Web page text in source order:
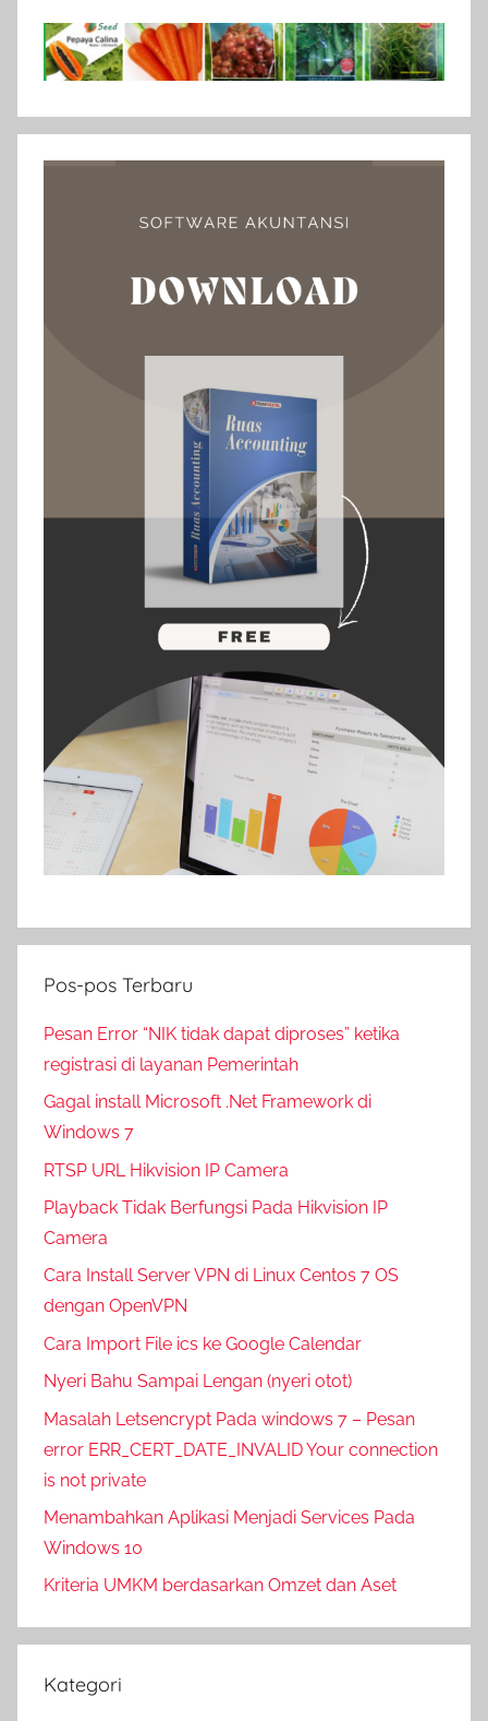
Pos-pos Terbaru
Pesan Error “NIK tidak dapat diproses” ketika
registrasi di layanan Pemerintah
Gagal install Microsoft .Net Framework di
Windows 7
RTSP URL Hikvision IP Camera
Playback Tidak Berfungsi Pada Hikvision IP
Camera
Cara Install Server VPN di Linux Centos 7 OS
dengan OpenVPN
Cara Import File ics ke Google Calendar
Nyeri Bahu Sampai Lengan (nyeri otot)
Masalah Letsencrypt Pada windows 7 – Pesan
error ERR_CERT_DATE_INVALID Your connection
is not private
Menambahkan Aplikasi Menjadi Services Pada
Windows 10
Kriteria UMKM berdasarkan Omzet dan Aset
Kategori